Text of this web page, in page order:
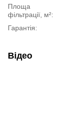
Площа
фільтрації, м²:
Гарантія:
Відео